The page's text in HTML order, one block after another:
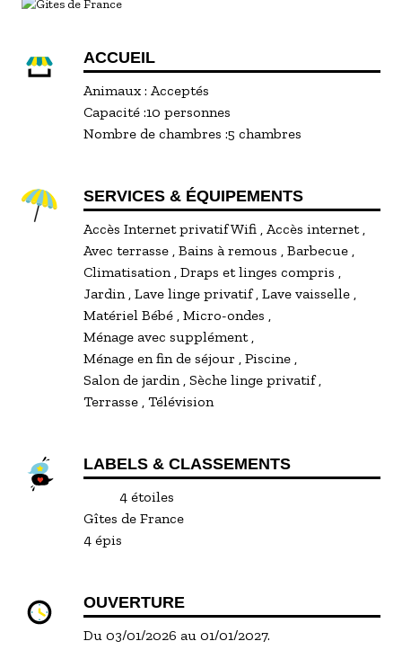
La maison se trouve à proximité immédiate du
commerces, sa place, sa salle des fêtes, son stade,
son jeu d'enfant et ses animations estivales de
début juin, fin août, mi-septembre pouvant
engendrer des nuisances.
Boulbon accueille dans sa carrière tout le mois
d'Avignon.
Climatisation réversible gainable dans toute la
maison. Buanderie avec lave-linge et sèche-linge.
Draps, linge de toilette et de piscine fournis.
Ménage de fin de séjour inclus. Matériel bébé à
disposition. Animaux bienvenus (1 chien max,
ramassage des déjections et caution demandée).
Chat non accepté. Prise renforcée pour véhicules
électriques.
ACCUEIL
Animaux : Acceptés
Capacité :10 personnes
Nombre de chambres :5 chambres
SERVICES & ÉQUIPEMENTS
Accès Internet privatif Wifi Accès internet
Avec terrasse Bains à remous
Barbecue
Climatisation Draps et linges compris
Jardin Lave linge privatif Lave vaisselle
Matériel Bébé Micro-ondes
Ménage avec supplément
Ménage en fin de séjour Piscine
Salon de jardin Sèche linge privatif
Terrasse Télévision
LABELS & CLASSEMENTS
4 étoiles
Gîtes de France
4 épis
OUVERTURE
Du 03/01/2026 au 01/01/2027.